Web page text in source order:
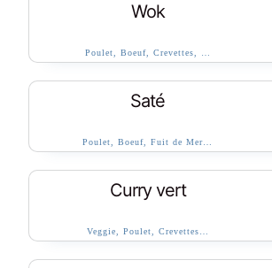
Wok
Poulet, Boeuf, Crevettes, …
Saté
Poulet, Boeuf, Fuit de Mer…
Curry vert
Veggie, Poulet, Crevettes…